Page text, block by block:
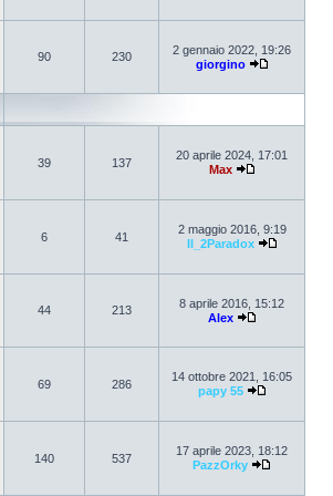
90 230
2 gennaio 2022, 19:26
giorgino
39 137
20 aprile 2024, 17:01
Max
6 41
2 maggio 2016, 9:19
Il_2Paradox
44 213
8 aprile 2016, 15:12
Alex
69 286
14 ottobre 2021, 16:05
papy 55
140 537
17 aprile 2023, 18:12
PazzOrky